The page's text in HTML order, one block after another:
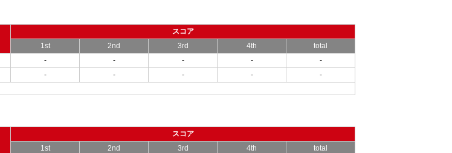
スコア
1st
2nd 3rd 4th total
- - - -
-
- - - - -
スコア
1st
2nd 3rd 4th total